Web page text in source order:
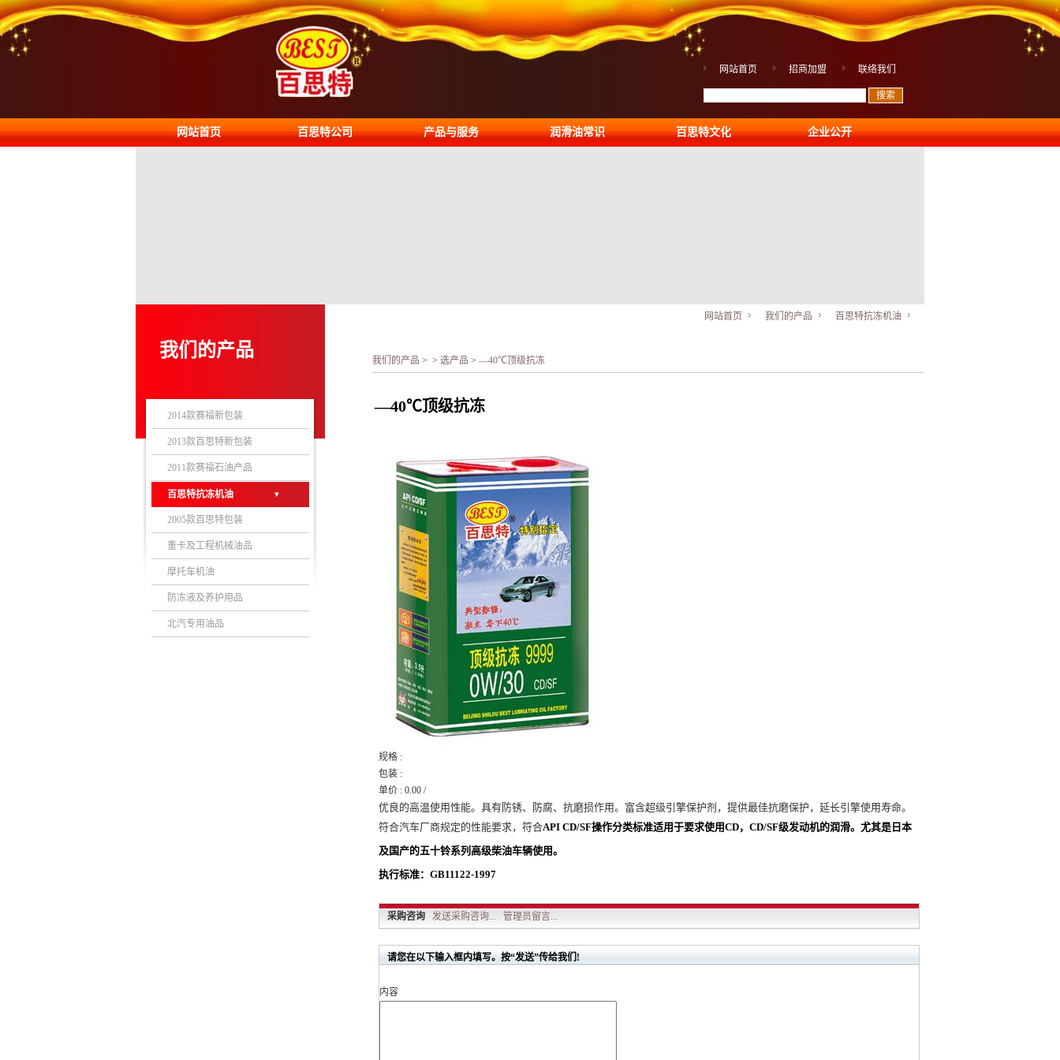
网站首页 招商加盟 联络我们
网站首页 百思特公司 产品与服务 润滑油常识 百思特文化 企业公开
我们的产品
2014款赛福新包装
2013款百思特新包装
2011款赛福石油产品
百思特抗冻机油
2005款百思特包装
重卡及工程机械油品
摩托车机油
防冻液及养护用品
北汽专用油品
百思特抗冻机油
我们的产品
网站首页
我们的产品 > > 选产品 > —40℃顶级抗冻
—40℃顶级抗冻
规格 :
包装 :
单价 : 0.00 /
优良的高温使用性能。具有防锈、防腐、抗磨损作用。富含超级引擎保护剂，提供最佳抗磨保护，延长引擎使用寿命。
符合汽车厂商规定的性能要求，符合API CD/SF操作分类标准适用于要求使用CD， CD/SF级发动机的润滑。尤其是日本
及国产的五十铃系列高级柴油车辆使用。
执行标准： GB11122-1997
采购咨询 发送采购咨询... 管理员留言...
请您在以下输入框内填写。按“发送”传给我们!
内容